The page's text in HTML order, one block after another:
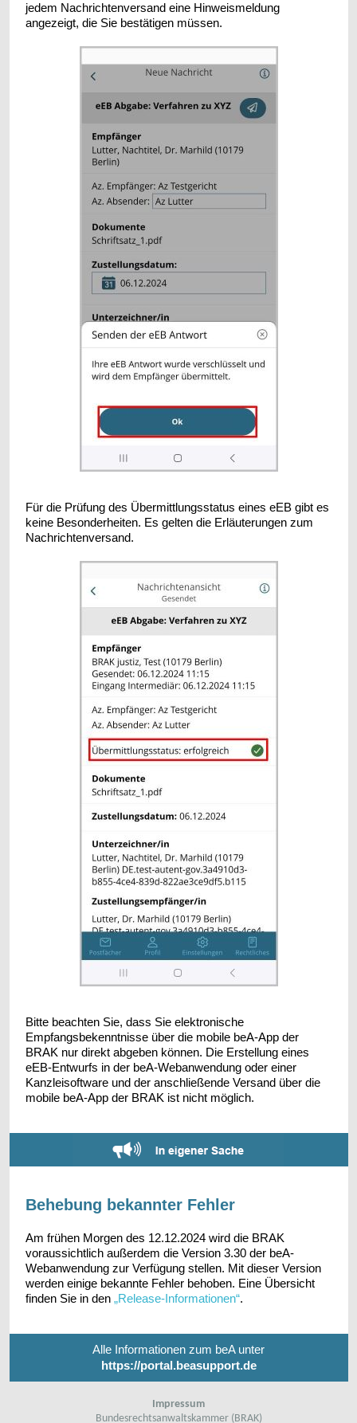
jedem Nachrichtenversand eine Hinweismeldung
angezeigt, die Sie bestätigen müssen.
Für die Prüfung des Übermittlungsstatus eines eEB gibt es
keine Besonderheiten. Es gelten die Erläuterungen zum
Nachrichtenversand.
Bitte beachten Sie, dass Sie elektronische
Empfangsbekenntnisse über die mobile beA-App der
BRAK nur direkt abgeben können. Die Erstellung eines
eEB-Entwurfs in der beA-Webanwendung oder einer
Kanzleisoftware und der anschließende Versand über die
mobile beA-App der BRAK ist nicht möglich.
Behebung bekannter Fehler
Am frühen Morgen des 12.12.2024 wird die BRAK
voraussichtlich außerdem die Version 3.30 der beA-
Webanwendung zur Verfügung stellen. Mit dieser Version
werden einige bekannte Fehler behoben. Eine Übersicht
finden Sie in den „Release-Informationen“.
Alle Informationen zum beA unter
https://portal.beasupport.de
Impressum
Bundesrechtsanwaltskammer (BRAK)